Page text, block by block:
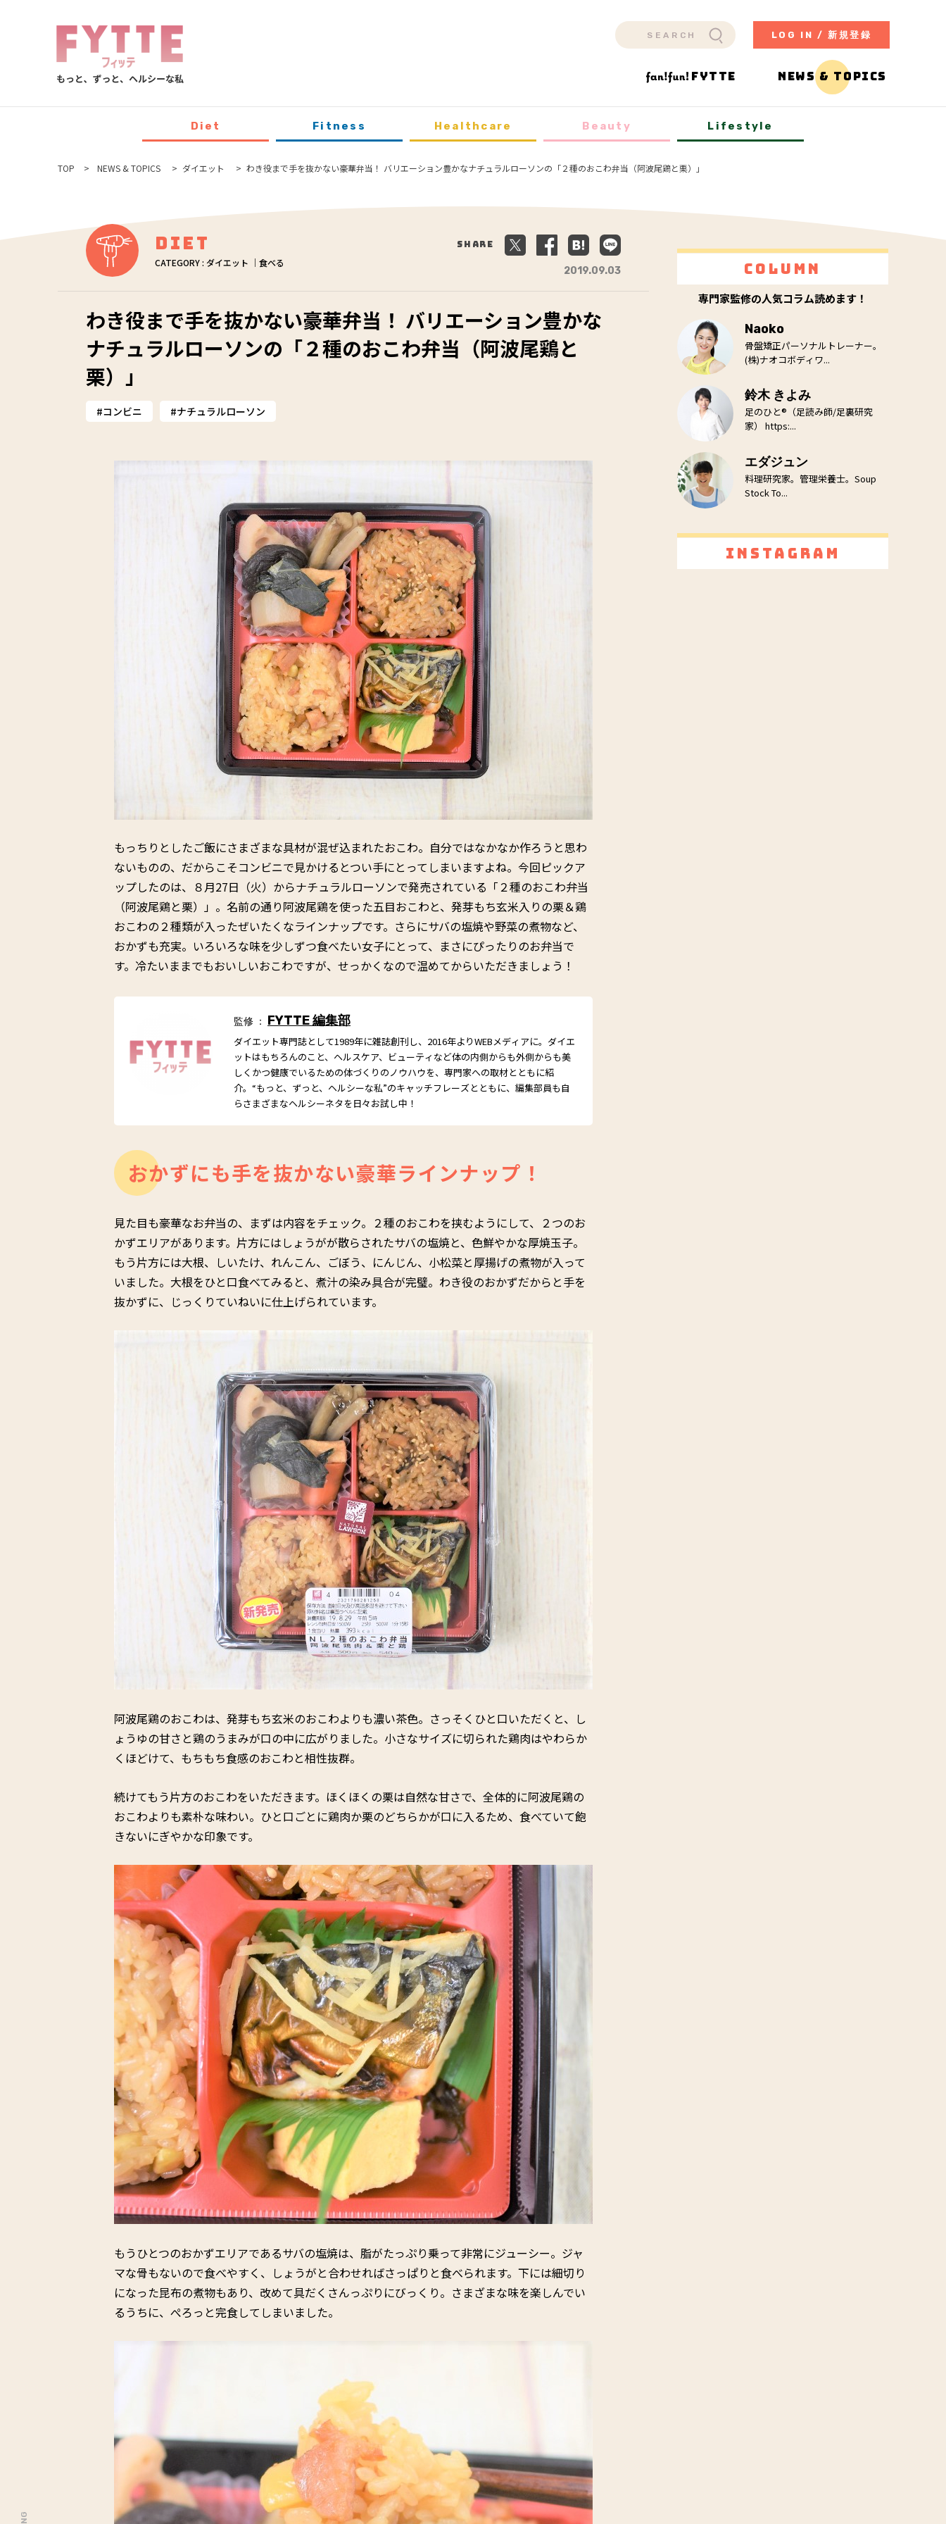
LOG IN / 新規登録
FYTTE NEWS & TOPICS
Diet Fitness Healthcare Beauty Lifestyle
TOP NEWS & TOPICS ダイエット わき役まで手を抜かない豪華弁当！ バリエーション豊かなナチュラルローソンの「２種のおこわ弁当（阿波尾鶏と栗）」
Diet
CATEGORY : ダイエット ｜食べる
2019.09.03
わき役まで手を抜かない豪華弁当！ バリエーション豊かな
ナチュラルローソンの「２種のおこわ弁当（阿波尾鶏と
栗）」
コンビニ ナチュラルローソン
Share
もっちりとしたご飯にさまざまな具材が混ぜ込まれたおこわ。自分ではなかなか作ろうと思わ
ないものの、だからこそコンビニで見かけるとつい手にとってしまいますよね。今回ピックア
ップしたのは、８月27日（火）からナチュラルローソンで発売されている「２種のおこわ弁当
（阿波尾鶏と栗）」。名前の通り阿波尾鶏を使った五目おこわと、発芽もち玄米入りの栗＆鶏
おこわの２種類が入ったぜいたくなラインナップです。さらにサバの塩焼や野菜の煮物など、
おかずも充実。いろいろな味を少しずつ食べたい女子にとって、まさにぴったりのお弁当で
す。冷たいままでもおいしいおこわですが、せっかくなので温めてからいただきましょう！
監修 ： FYTTE 編集部
ダイエット専門誌として1989年に雑誌創刊し、2016年よりWEBメディアに。ダイエ
ットはもちろんのこと、ヘルスケア、ビューティなど体の内側からも外側からも美
しくかつ健康でいるための体づくりのノウハウを、専門家への取材とともに紹
介。“もっと、ずっと、ヘルシーな私”のキャッチフレーズとともに、編集部員も自
らさまざまなヘルシーネタを日々お試し中！
おかずにも手を抜かない豪華ラインナップ！
見た目も豪華なお弁当の、まずは内容をチェック。２種のおこわを挟むようにして、２つのお
かずエリアがあります。片方にはしょうがが散らされたサバの塩焼と、色鮮やかな厚焼玉子。
もう片方には大根、しいたけ、れんこん、ごぼう、にんじん、小松菜と厚揚げの煮物が入って
いました。大根をひと口食べてみると、煮汁の染み具合が完璧。わき役のおかずだからと手を
抜かずに、じっくりていねいに仕上げられています。
阿波尾鶏のおこわは、発芽もち玄米のおこわよりも濃い茶色。さっそくひと口いただくと、し
ょうゆの甘さと鶏のうまみが口の中に広がりました。小さなサイズに切られた鶏肉はやわらか
くほどけて、もちもち食感のおこわと相性抜群。
続けてもう片方のおこわをいただきます。ほくほくの栗は自然な甘さで、全体的に阿波尾鶏の
おこわよりも素朴な味わい。ひと口ごとに鶏肉か栗のどちらかが口に入るため、食べていて飽
きないにぎやかな印象です。
もうひとつのおかずエリアであるサバの塩焼は、脂がたっぷり乗って非常にジューシー。ジャ
マな骨もないので食べやすく、しょうがと合わせればさっぱりと食べられます。下には細切り
になった昆布の煮物もあり、改めて具だくさんっぷりにびっくり。さまざまな味を楽しんでい
るうちに、ぺろっと完食してしまいました。
Column
専門家監修の人気コラム読めます！
Naoko
骨盤矯正パーソナルトレーナー。
(株)ナオコボディワ...
鈴木 きよみ
足のひと®（足読み師/足裏研究
家） https:...
エダジュン
料理研究家。管理栄養士。Soup
Stock To...
Instagram